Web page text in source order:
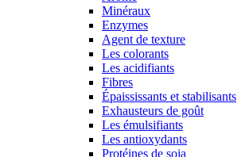
Minéraux
Enzymes
Agent de texture
Les colorants
Les acidifiants
Fibres
Épaississants et stabilisants
Exhausteurs de goût
Les émulsifiants
Les antioxydants
Protéines de soja